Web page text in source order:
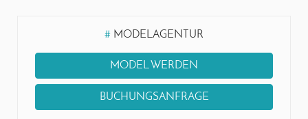
# MODELAGENTUR
MODEL WERDEN
BUCHUNGSANFRAGE